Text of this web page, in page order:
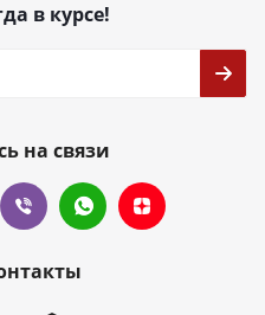
в курсе!
на связи